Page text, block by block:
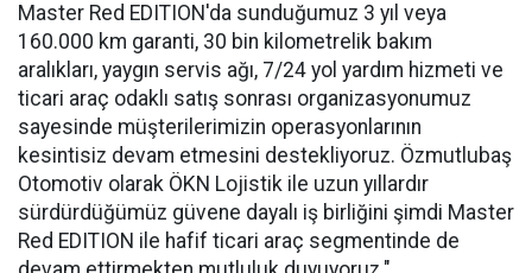
Master Red EDITION'da sunduğumuz 3 yıl veya
160.000 km garanti, 30 bin kilometrelik bakım
aralıkları, yaygın servis ağı, 7/24 yol yardım hizmeti ve
ticari araç odaklı satış sonrası organizasyonumuz
sayesinde müşterilerimizin operasyonlarının
kesintisiz devam etmesini destekliyoruz. Özmutlubaş
Otomotiv olarak ÖKN Lojistik ile uzun yıllardır
sürdürdüğümüz güvene dayalı iş birliğini şimdi Master
Red EDITION ile hafif ticari araç segmentinde de